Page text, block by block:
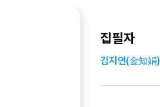
집필자
김지연(金知娟)